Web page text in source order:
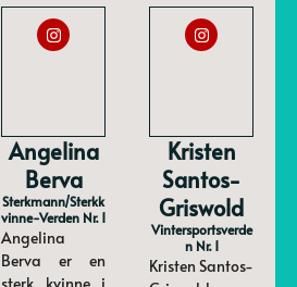
Angelina
Berva
Sterkmann/sterkk
Vinne-Verden Nr. 1
Angelina
Berva er en
Kristen
Santos-
Griswold
Vintersportsverde
N Nr. 1
Kristen Santos-